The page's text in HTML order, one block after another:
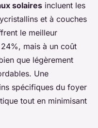
solaires incluent les
et à couches
le meilleur
mais à un coût
que légèrement
Une
spécifiques du foyer
tout en minimisant